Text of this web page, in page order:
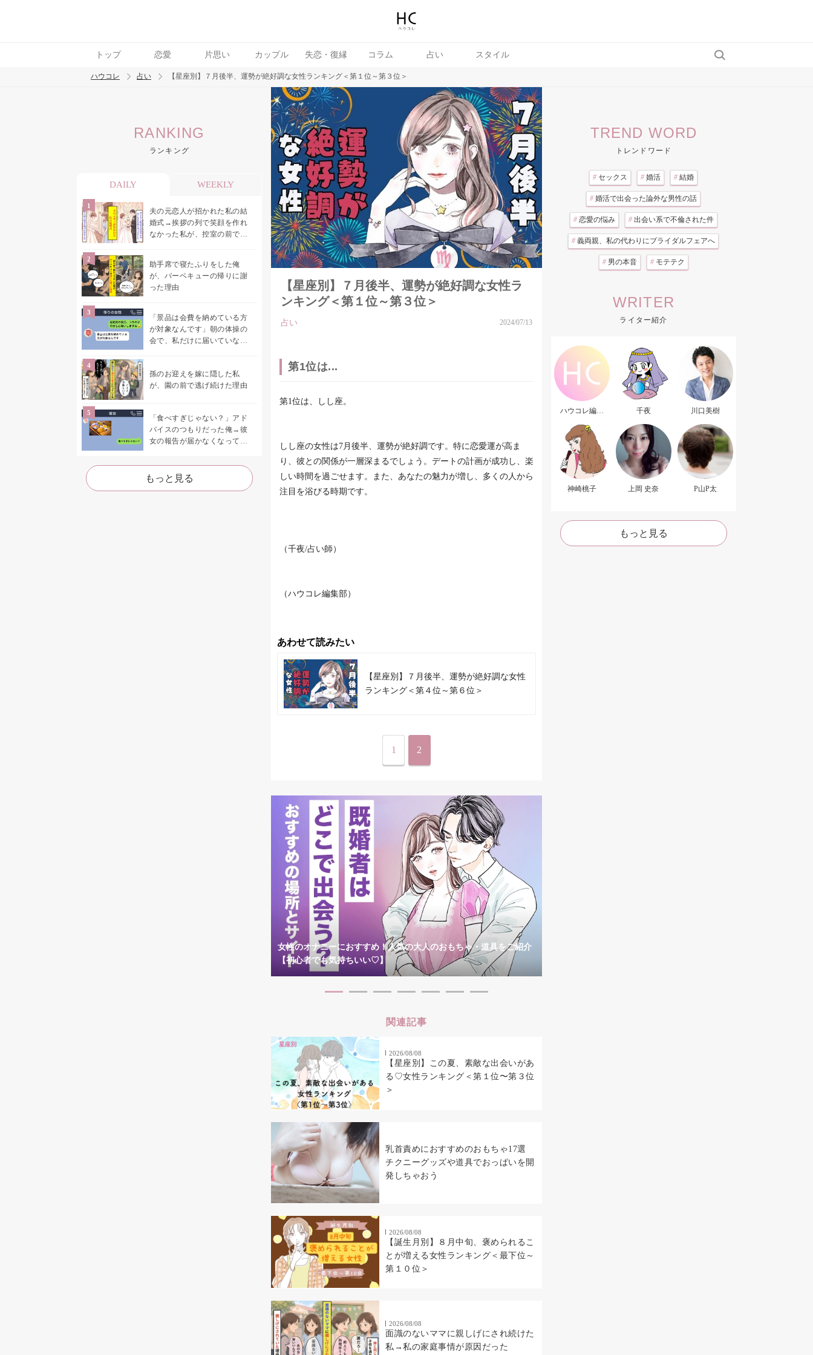
トップ 恋愛 片思い カップル 失恋・復縁 コラム 占い スタイル
トレンド ワード
ハウコレ 占い 【星座別】７月後半、運勢が絶好調な女性ランキング＜第１位～第３位＞
RANKING
ランキング
DAILY WEEKLY
夫の元恋人が招かれた私の結
婚式→挨拶の列で笑顔を作れ
なかった私が、控室の前で彼
助手席で寝たふりをした俺
が、バーベキューの帰りに謝
った理由
「景品は会費を納めている方
が対象なんです」朝の体操の
会で、私だけに届いていなか
孫のお迎えを嫁に隠した私
が、園の前で逃げ続けた理由
「食べすぎじゃない？」アド
バイスのつもりだった俺→彼
女の報告が届かなくなって、
た
もっと見る
【星座別】７月後半、運勢が絶好調な女性ラ
ンキング＜第１位～第３位＞
占い 2024/07/13
第1位は...
第1位は、しし座。
しし座の女性は7月後半、運勢が絶好調です。特に恋愛運が高ま
り、彼との関係が一層深まるでしょう。デートの計画が成功し、楽
しい時間を過ごせます。また、あなたの魅力が増し、多くの人から
注目を浴びる時期です。
（千夜/占い師）
（ハウコレ編集部）
あわせて読みたい
【星座別】７月後半、運勢が絶好調な女性
ランキング＜第４位～第６位＞
1 2
女性のオナニーにおすすめ！人気の大人のおもちゃ・道具をご紹介
【初心者でも気持ちいい♡】
関連記事
2026/08/08
【星座別】この夏、素敵な出会いがあ
る♡女性ランキング＜第１位〜第３位
＞
乳首責めにおすすめのおもちゃ17選
チクニーグッズや道具でおっぱいを開
発しちゃおう
2026/08/08
【誕生月別】８月中旬、褒められるこ
とが増える女性ランキング＜最下位～
第１０位＞
2026/08/08
面識のないママに親しげにされ続けた
私→私の家庭事情が原因だった
TREND WORD
トレンドワード
# セックス # 婚活 # 結婚
# 婚活で出会った論外な男性の話
# 恋愛の悩み # 出会い系で不倫された件
# 義両親、私の代わりにブライダルフェアへ
# 男の本音 # モテテク
WRITER
ライター紹介
ハウコレ編集
千夜 川口美樹
神崎桃子 上岡 史奈 P山P太
もっと見る